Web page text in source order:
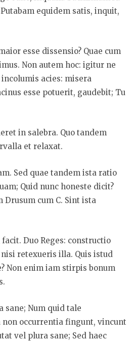
equidem satis, inquit,
esse dissensio? Quae cum
Non autem hoc: igitur ne
acies: misera
esse potuerit, gaudebit; Tu
in salebra. Quo tandem
et relaxat.
Sed quae tandem ista ratio
Quid nunc honeste dicit?
Drusum cum C. Sint ista
facit. Duo Reges: constructio
retexueris illa. Quis istud
Non enim iam stirpis bonum
sane; Num quid tale
non occurrentia fingunt, vincunt
vel plura sane; Sed haec